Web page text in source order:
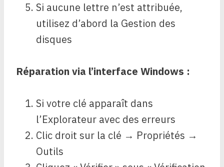
Si aucune lettre n’est attribuée,
utilisez d’abord la Gestion des
disques
Réparation via l’interface Windows :
Si votre clé apparaît dans
l’Explorateur avec des erreurs
Clic droit sur la clé → Propriétés →
Outils